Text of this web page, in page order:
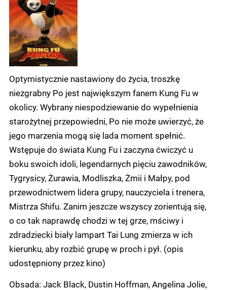
Optymistycznie nastawiony do życia, troszkę
niezgrabny Po jest największym fanem Kung Fu w
okolicy. Wybrany niespodziewanie do wypełnienia
starożytnej przepowiedni, Po nie może uwierzyć, że
jego marzenia mogą się lada moment spełnić.
Wstępuje do świata Kung Fu i zaczyna ćwiczyć u
boku swoich idoli, legendarnych pięciu zawodników,
Tygrysicy, Żurawia, Modliszka, Żmii i Małpy, pod
przewodnictwem lidera grupy, nauczyciela i trenera,
Mistrza Shifu. Zanim jeszcze wszyscy zorientują się,
o co tak naprawdę chodzi w tej grze, mściwy i
zdradziecki biały lampart Tai Lung zmierza w ich
kierunku, aby rozbić grupę w proch i pył. (opis
udostępniony przez kino)
Obsada: Jack Black, Dustin Hoffman, Angelina Jolie,